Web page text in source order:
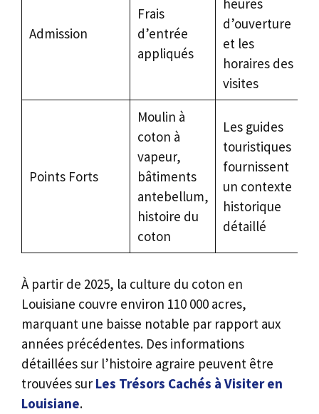
Admission
Frais
d’entrée
appliqués
heures
d’ouverture
et les
horaires des
visites
Points Forts
Moulin à
coton à
vapeur,
bâtiments
antebellum,
histoire du
coton
Les guides
touristiques
fournissent
un contexte
historique
détaillé
À partir de 2025, la culture du coton en
Louisiane couvre environ 110 000 acres,
marquant une baisse notable par rapport aux
années précédentes. Des informations
détaillées sur l’histoire agraire peuvent être
trouvées sur Les Trésors Cachés à Visiter en
Louisiane.